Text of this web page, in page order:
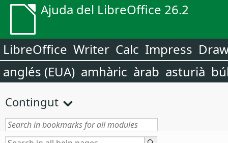
Ajuda del LibreOffice 26.2
LibreOffice Writer Calc Impress
anglés (EUA) amhàric àrab asturià
Contingut